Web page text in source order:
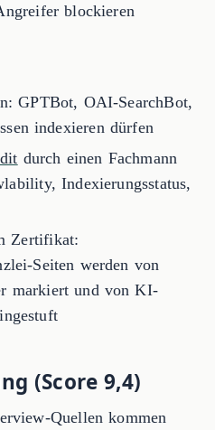
blockieren
GPTBot, OAI-SearchBot,
indexieren dürfen
durch einen Fachmann
Indexierungsstatus,
Zertifikat:
Seiten werden von
markiert und von KI-
(Score 9,4)
Quellen kommen